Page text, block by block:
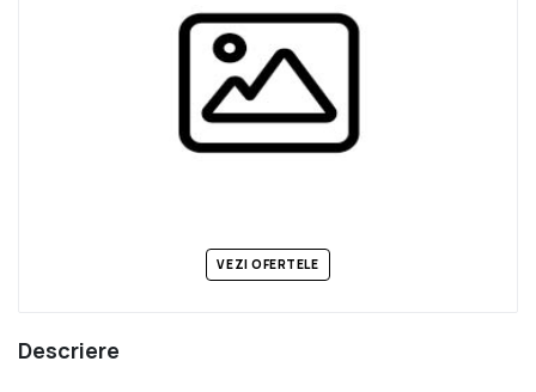
VEZI OFERTELE
Descriere